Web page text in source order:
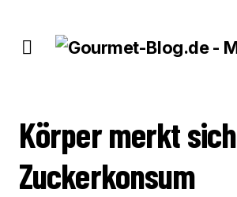
Körper merkt sich
Zuckerkonsum